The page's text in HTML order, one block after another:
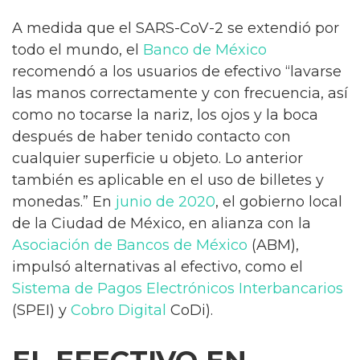
A medida que el SARS-CoV-2 se extendió por
todo el mundo, el Banco de México
recomendó a los usuarios de efectivo “lavarse
las manos correctamente y con frecuencia, así
como no tocarse la nariz, los ojos y la boca
después de haber tenido contacto con
cualquier superficie u objeto. Lo anterior
también es aplicable en el uso de billetes y
monedas.” En junio de 2020, el gobierno local
de la Ciudad de México, en alianza con la
Asociación de Bancos de México (ABM),
impulsó alternativas al efectivo, como el
Sistema de Pagos Electrónicos Interbancarios
(SPEI) y Cobro Digital CoDi).